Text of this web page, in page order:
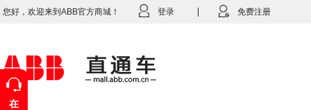
您好，欢迎来到ABB官方商城！ 登录 免费注册
在